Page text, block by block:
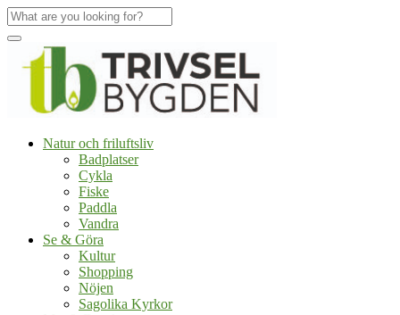
Natur och friluftsliv
Badplatser
Cykla
Fiske
Paddla
Vandra
Se & Göra
Kultur
Shopping
Nöjen
Sagolika Kyrkor